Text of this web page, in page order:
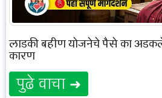
लाडकी बहीण योजनेचे पैसे का
कारण
पुढे वाचा ➜